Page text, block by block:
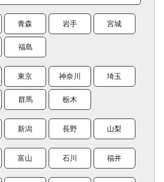
青森 岩手 宮城
福島
東京 神奈川 埼玉
群馬 栃木
新潟 長野 山梨
富山 石川 福井